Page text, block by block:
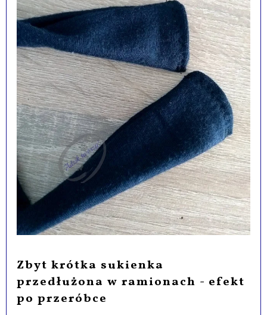
Zbyt krótka sukienka
przedłużona w ramionach - efekt
po przeróbce